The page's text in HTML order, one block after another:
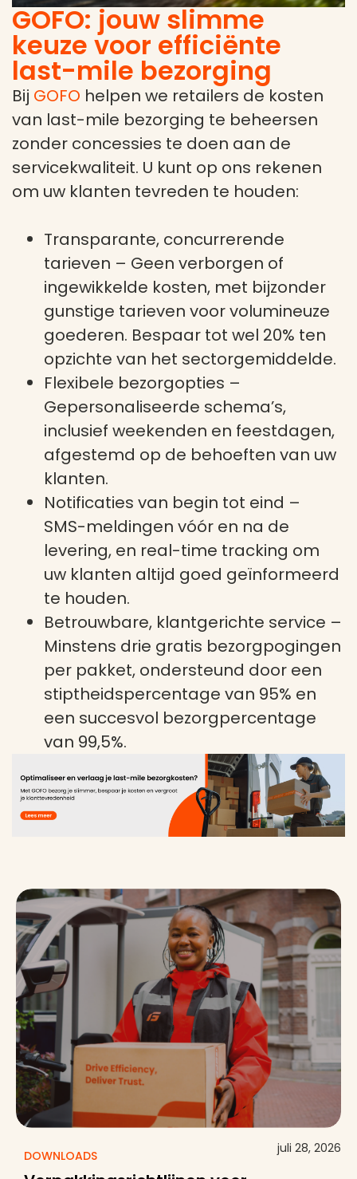
GOFO: jouw slimme
keuze voor efficiënte
last-mile bezorging
Bij GOFO helpen we retailers de kosten
van last-mile bezorging te beheersen
zonder concessies te doen aan de
servicekwaliteit. U kunt op ons rekenen
om uw klanten tevreden te houden:
Transparante, concurrerende
tarieven – Geen verborgen of
ingewikkelde kosten, met bijzonder
gunstige tarieven voor volumineuze
goederen. Bespaar tot wel 20% ten
opzichte van het sectorgemiddelde.
Flexibele bezorgopties –
Gepersonaliseerde schema’s,
inclusief weekenden en feestdagen,
afgestemd op de behoeften van uw
klanten.
Notificaties van begin tot eind –
SMS-meldingen vóór en na de
levering, en real-time tracking om
uw klanten altijd goed geïnformeerd
te houden.
Betrouwbare, klantgerichte service –
Minstens drie gratis bezorgpogingen
per pakket, ondersteund door een
stiptheidspercentage van 95% en
een succesvol bezorgpercentage
van 99,5%.
DOWNLOADS juli 28, 2026